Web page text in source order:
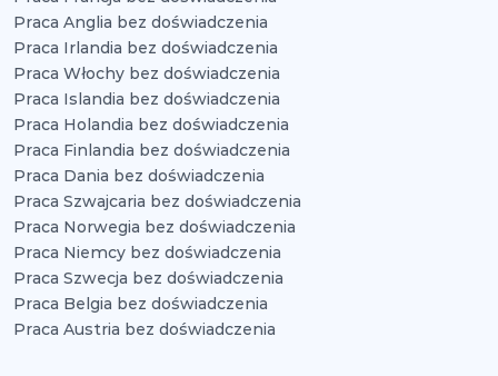
Praca Anglia bez doświadczenia
Praca Irlandia bez doświadczenia
Praca Włochy bez doświadczenia
Praca Islandia bez doświadczenia
Praca Holandia bez doświadczenia
Praca Finlandia bez doświadczenia
Praca Dania bez doświadczenia
Praca Szwajcaria bez doświadczenia
Praca Norwegia bez doświadczenia
Praca Niemcy bez doświadczenia
Praca Szwecja bez doświadczenia
Praca Belgia bez doświadczenia
Praca Austria bez doświadczenia